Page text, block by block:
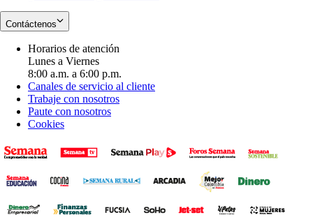
Contáctenos
Horarios de atención
Lunes a Viernes
8:00 a.m. a 6:00 p.m.
Canales de servicio al cliente
Trabaje con nosotros
Paute con nosotros
Cookies